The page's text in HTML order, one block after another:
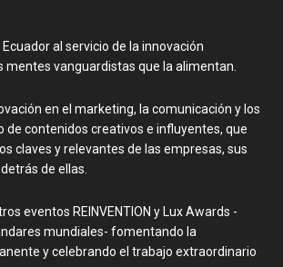
al servicio de la innovación
mentes vanguardistas que la alimentan.
en el marketing, la comunicación y los
de contenidos creativos e influyentes, que
claves y relevantes de las empresas, sus
de ellas.
eventos REINVENTION y Lux Awards -
mundiales- fomentando la
y celebrando el trabajo extraordinario